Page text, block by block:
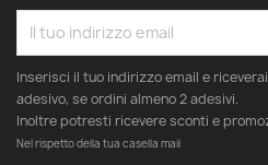
Inserisci il tuo indirizzo email e
adesivo, se ordini almeno 2 adesivi.
Inoltre potresti ricevere sconti e
Nel rispetto della tua casella mail